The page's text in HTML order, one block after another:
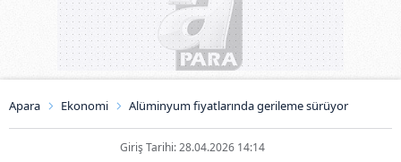
Apara Ekonomi Alüminyum fiyatlarında gerileme sürüyor
Giriş Tarihi: 28.04.2026 14:14